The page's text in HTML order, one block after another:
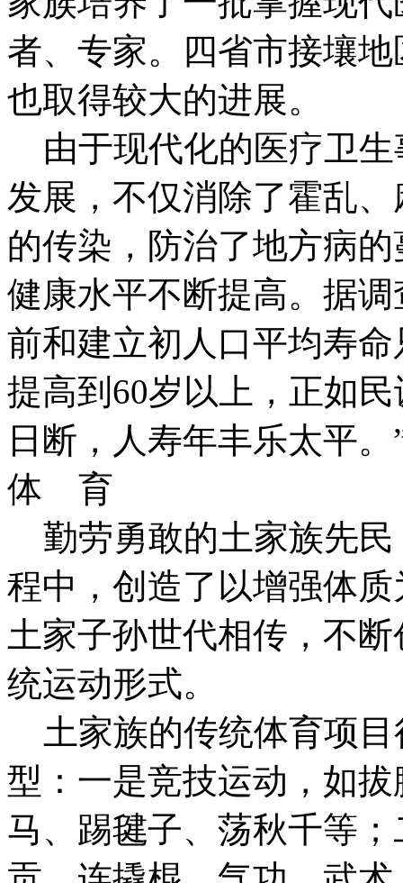
者、专家。四省市接壤
也取得较大的进展。
由于现代化的医疗卫生
发展，不仅消除了霍乱
的传染，防治了地方病
健康水平不断提高。据
前和建立初人口平均寿
提高到60岁以上，正如
日断，人寿年丰乐太平。
体 育
勤劳勇敢的土家族先民
程中，创造了以增强体
土家子孙世代相传，不
统运动形式。
土家族的传统体育项目
型：一是竞技运动，如
马、踢毽子、荡秋千等